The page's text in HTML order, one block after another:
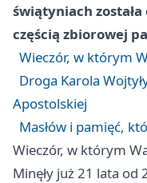
świątyniach
częścią zbiorowej
Wieczór, w którym
Droga Karola
Apostolskiej
Masłów i pamięć,
Wieczór, w którym
Minęły już 21 lata